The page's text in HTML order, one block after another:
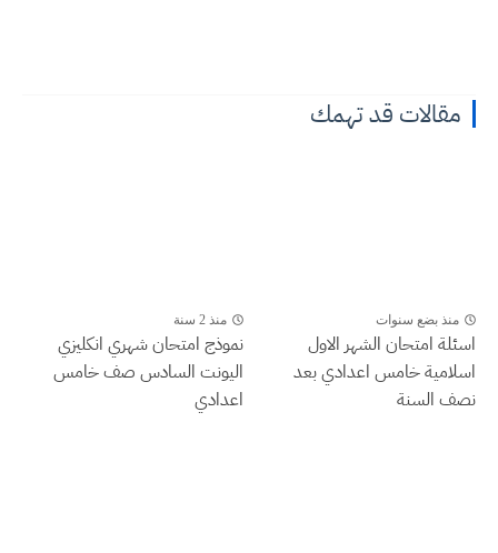
مقالات قد تهمك
منذ بضع سنوات
اسئلة امتحان الشهر الاول
اسلامية خامس اعدادي بعد
نصف السنة
منذ 2 سنة
نموذج امتحان شهري انكليزي
اليونت السادس صف خامس
اعدادي